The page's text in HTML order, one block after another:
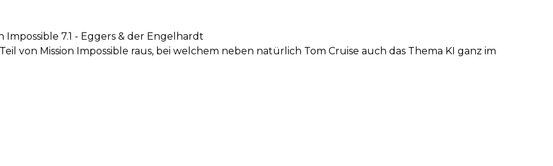
Impossible 7.1 - Eggers & der Engelhardt
von Mission Impossible raus, bei welchem neben natürlich Tom Cruise auch das Thema KI ganz im